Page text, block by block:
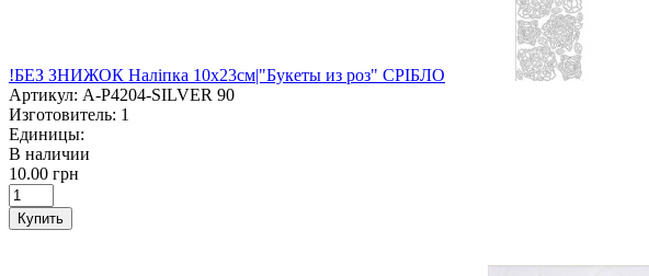
!БЕЗ ЗНИЖОК Наліпка 10х23см|"Букеты из роз" СРІБЛО
Артикул: A-P4204-SILVER 90
Изготовитель: 1
Единицы:
В наличии
10.00 грн
Купить